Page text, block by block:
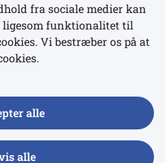
fra sociale medier kan
ligesom funktionalitet til
Vi bestræber os på at
alle
alle